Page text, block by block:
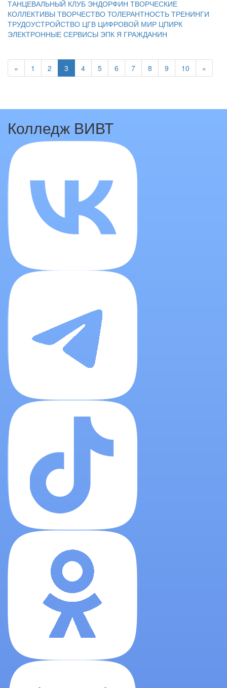
ТАНЦЕВАЛЬНЫЙ КЛУБ ЭНДОРФИН ТВОРЧЕСКИЕ
КОЛЛЕКТИВЫ ТВОРЧЕСТВО ТОЛЕРАНТНОСТЬ ТРЕНИНГИ
ТРУДОУСТРОЙСТВО ЦГВ ЦИФРОВОЙ МИР ЦПИРК
ЭЛЕКТРОННЫЕ СЕРВИСЫ ЭПК Я ГРАЖДАНИН
« 1 2 3 4 5 6 7 8 9 10 »
Колледж ВИВТ